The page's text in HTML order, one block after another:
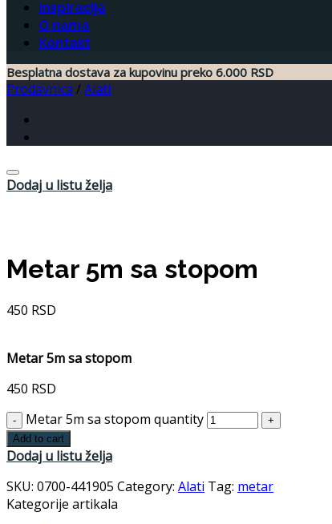
Inspiracija
O nama
Kontakt
Besplatna dostava za kupovinu preko 6.000 RSD
Prodavnica /Alati
Dodaj u listu želja
Metar 5m sa stopom
450 RSD
Metar 5m sa stopom
450 RSD
Metar 5m sa stopom quantity
Add to cart
Dodaj u listu želja
SKU: 0700-441905 Category: Alati Tag: metar
Kategorije artikala